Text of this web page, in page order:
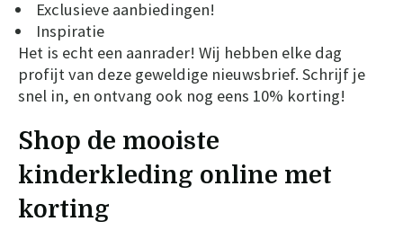
Exclusieve aanbiedingen!
Inspiratie
Het is echt een aanrader! Wij hebben elke dag
profijt van deze geweldige nieuwsbrief. Schrijf je
snel in, en ontvang ook nog eens 10% korting!
Shop de mooiste
kinderkleding online met
korting